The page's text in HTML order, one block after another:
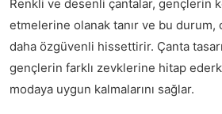
Renkli ve desenli çantalar, gençlerin
etmelerine olanak tanır ve bu durum,
daha özgüvenli hissettirir. Çanta
gençlerin farklı zevklerine hitap
modaya uygun kalmalarını sağlar.